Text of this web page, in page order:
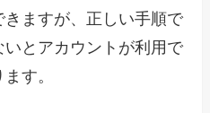
ますが、正しい手順で
とアカウントが利用で
す。